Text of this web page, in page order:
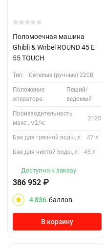
Поломоечная машина
Ghibli & Wirbel ROUND 45 E
55 TOUCH
Тип: Сетевые (ручные) 220В
Положение
оператора:
Пеший/
ведомый
Производительность
макс., м2/ч:
2120
Бак для грязной воды, л: 47 л
Бак для чистой воды, л: 45 л
Доступно к заказу
386 952 ₽
4 836 баллов
В корзину